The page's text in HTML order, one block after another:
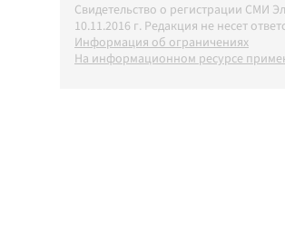
Свидетельство о регистрации СМИ
10.11.2016 г. Редакция не несет
Информация об ограничениях
На информационном ресурсе